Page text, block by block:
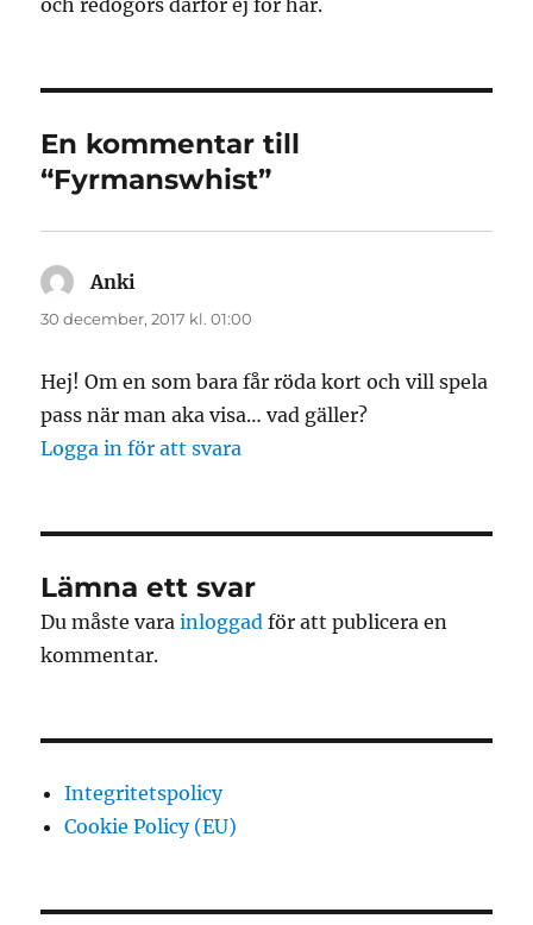
och redogörs därför ej för här.
En kommentar till
“Fyrmanswhist”
Anki
30 december, 2017 kl. 01:00
Hej! Om en som bara får röda kort och vill spela
pass när man aka visa… vad gäller?
Logga in för att svara
Lämna ett svar
Du måste varainloggad för att publicera en
kommentar.
Integritetspolicy
Cookie Policy (EU)